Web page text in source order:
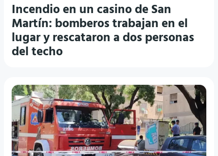
Incendio en un casino de San
Martín: bomberos trabajan en el
lugar y rescataron a dos personas
del techo